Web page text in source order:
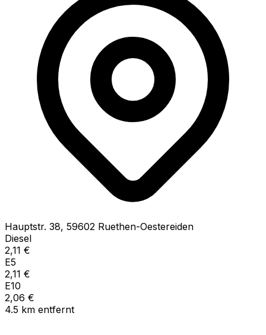
Hauptstr. 38, 59602 Ruethen-Oestereiden
Diesel
2,11 €
E5
2,11 €
E10
2,06 €
4.5 km entfernt